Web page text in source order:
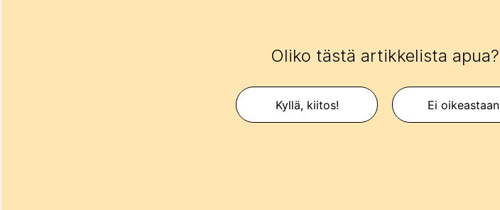
Oliko tästä artikkelista apua?
Kyllä, kiitos! Ei oikeastaan